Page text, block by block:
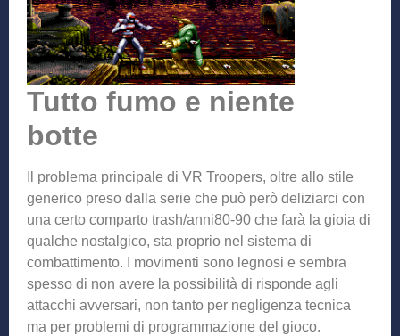
Tutto fumo e niente
botte
Il problema principale di VR Troopers, oltre allo stile
generico preso dalla serie che può però deliziarci con
una certo comparto trash/anni80-90 che farà la gioia di
qualche nostalgico, sta proprio nel sistema di
combattimento. I movimenti sono legnosi e sembra
spesso di non avere la possibilità di risponde agli
attacchi avversari, non tanto per negligenza tecnica
ma per problemi di programmazione del gioco.